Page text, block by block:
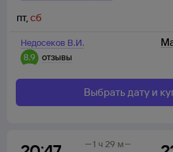
Недосеков В.И.
8,9
отзывы
пт,сб
Выбрать дату и
1 ч 29 м